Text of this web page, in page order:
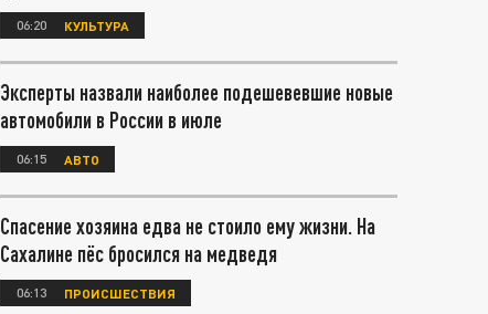
06:20 КУЛЬТУРА
Эксперты назвали наиболее подешевевшие новые
автомобили в России в июле
06:15 АВТО
Спасение хозяина едва не стоило ему жизни. На
Сахалине пёс бросился на медведя
06:13 ПРОИСШЕСТВИЯ